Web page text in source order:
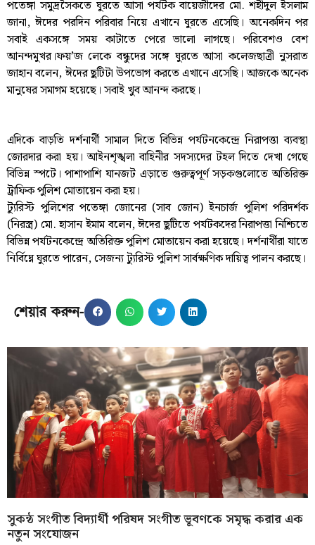
পতেঙ্গা সমুদ্রসৈকতে ঘুরতে আসা পর্যটক বায়েজীদের মো. শহীদুল ইসলাম
জানা, ঈদের পরদিন পরিবার নিয়ে এখানে ঘুরতে এসেছি। অনেকদিন পর
সবাই একসঙ্গে সময় কাটাতে পেরে ভালো লাগছে। পরিবেশও বেশ
আনন্দমুখর।ফয়’জ লেকে বন্ধুদের সঙ্গে ঘুরতে আসা কলেজছাত্রী নুসরাত
জাহান বলেন, ঈদের ছুটিটা উপভোগ করতে এখানে এসেছি। আজকে অনেক
মানুষের সমাগম হয়েছে। সবাই খুব আনন্দ করছে।
এদিকে বাড়তি দর্শনার্থী সামাল দিতে বিভিন্ন পর্যটনকেন্দ্রে নিরাপত্তা ব্যবস্থা
জোরদার করা হয়। আইনশৃঙ্খলা বাহিনীর সদস্যদের টহল দিতে দেখা গেছে
বিভিন্ন স্পটে। পাশাপাশি যানজট এড়াতে গুরুত্বপূর্ণ সড়কগুলোতে অতিরিক্ত
ট্রাফিক পুলিশ মোতায়েন করা হয়।
ট্যুরিস্ট পুলিশের পতেঙ্গা জোনের (সাব জোন) ইনচার্জ পুলিশ পরিদর্শক
(নিরস্ত্র) মো. হাসান ইমাম বলেন, ঈদের ছুটিতে পর্যটকদের নিরাপত্তা নিশ্চিতে
বিভিন্ন পর্যটনকেন্দ্রে অতিরিক্ত পুলিশ মোতায়েন করা হয়েছে। দর্শনার্থীরা যাতে
নির্বিঘ্নে ঘুরতে পারেন, সেজন্য ট্যুরিস্ট পুলিশ সার্বক্ষণিক দায়িত্ব পালন করছে।
শেয়ার করুন-
সুকন্ঠ সংগীত বিদ্যার্থী পরিষদ সংগীত ভূবণকে সমৃদ্ধ করার এক
নতুন সংযোজন